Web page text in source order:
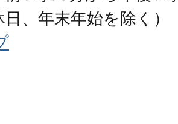
、年末年始を除く）